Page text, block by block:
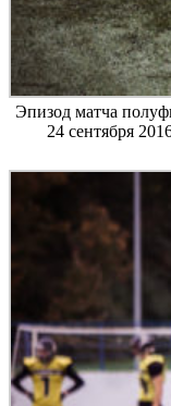
Эпизод матча
24 сентября